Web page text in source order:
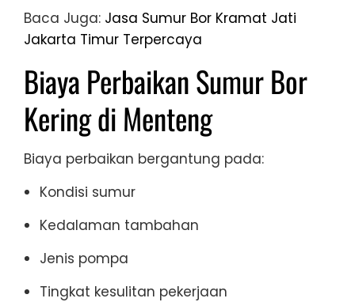
Baca Juga: Jasa Sumur Bor Kramat Jati
Jakarta Timur Terpercaya
Biaya Perbaikan Sumur Bor
Kering di Menteng
Biaya perbaikan bergantung pada:
Kondisi sumur
Kedalaman tambahan
Jenis pompa
Tingkat kesulitan pekerjaan